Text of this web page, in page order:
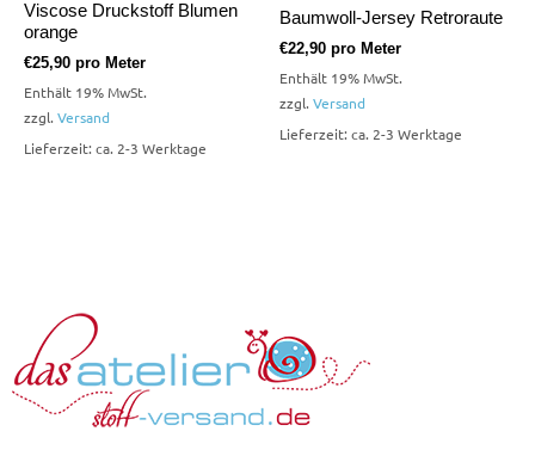
Viscose Druckstoff Blumen
orange
€25,90 pro Meter
Enthält 19% MwSt.
zzgl. Versand
Lieferzeit: ca. 2-3 Werktage
Baumwoll-Jersey Retroraute
€22,90 pro Meter
Enthält 19% MwSt.
zzgl. Versand
Lieferzeit: ca. 2-3 Werktage